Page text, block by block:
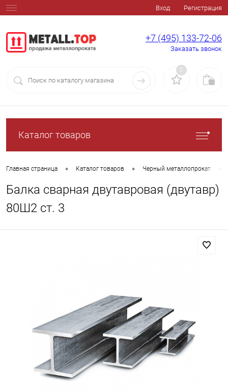
Вход Регистрация
+7 (495) 133-72-06
Заказать звонок
0
Каталог товаров
Главная страница • Каталог товаров • Черный металлопрокат
Балка сварная двутавровая (двутавр)
80Ш2 ст. 3